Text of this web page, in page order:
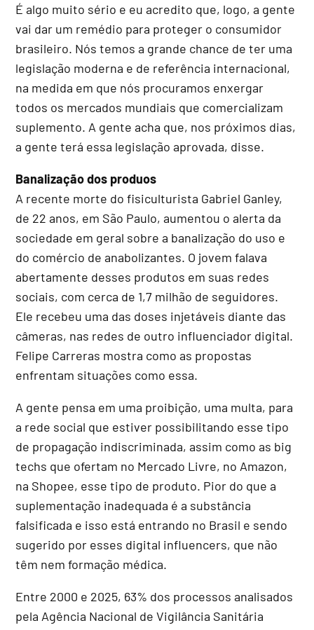
É algo muito sério e eu acredito que, logo, a gente
vai dar um remédio para proteger o consumidor
brasileiro. Nós temos a grande chance de ter uma
legislação moderna e de referência internacional,
na medida em que nós procuramos enxergar
todos os mercados mundiais que comercializam
suplemento. A gente acha que, nos próximos dias,
a gente terá essa legislação aprovada, disse.
Banalização dos produos
A recente morte do fisiculturista Gabriel Ganley,
de 22 anos, em São Paulo, aumentou o alerta da
sociedade em geral sobre a banalização do uso e
do comércio de anabolizantes. O jovem falava
abertamente desses produtos em suas redes
sociais, com cerca de 1,7 milhão de seguidores.
Ele recebeu uma das doses injetáveis diante das
câmeras, nas redes de outro influenciador digital.
Felipe Carreras mostra como as propostas
enfrentam situações como essa.
A gente pensa em uma proibição, uma multa, para
a rede social que estiver possibilitando esse tipo
de propagação indiscriminada, assim como as big
techs que ofertam no Mercado Livre, no Amazon,
na Shopee, esse tipo de produto. Pior do que a
suplementação inadequada é a substância
falsificada e isso está entrando no Brasil e sendo
sugerido por esses digital influencers, que não
têm nem formação médica.
Entre 2000 e 2025, 63% dos processos analisados
pela Agência Nacional de Vigilância Sanitária